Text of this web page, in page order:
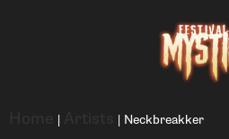
| | Neckbreakker